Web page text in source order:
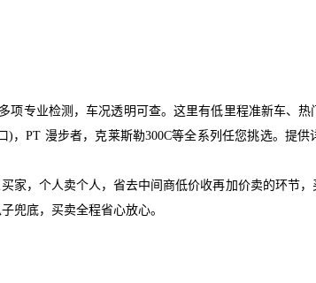
项专业检测，车况透明可查。这里有低里程准新车、
，PT 漫步者，克莱斯勒300C等全系列任您挑选。提供
家，个人卖个人，省去中间商低价收再加价卖的环节
兜底，买卖全程省心放心。